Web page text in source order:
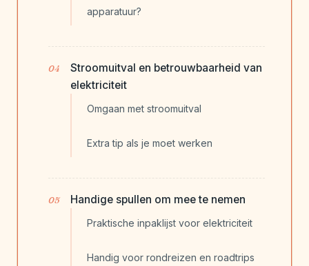
apparatuur?
Stroomuitval en betrouwbaarheid van
elektriciteit
Omgaan met stroomuitval
Extra tip als je moet werken
Handige spullen om mee te nemen
Praktische inpaklijst voor elektriciteit
Handig voor rondreizen en roadtrips